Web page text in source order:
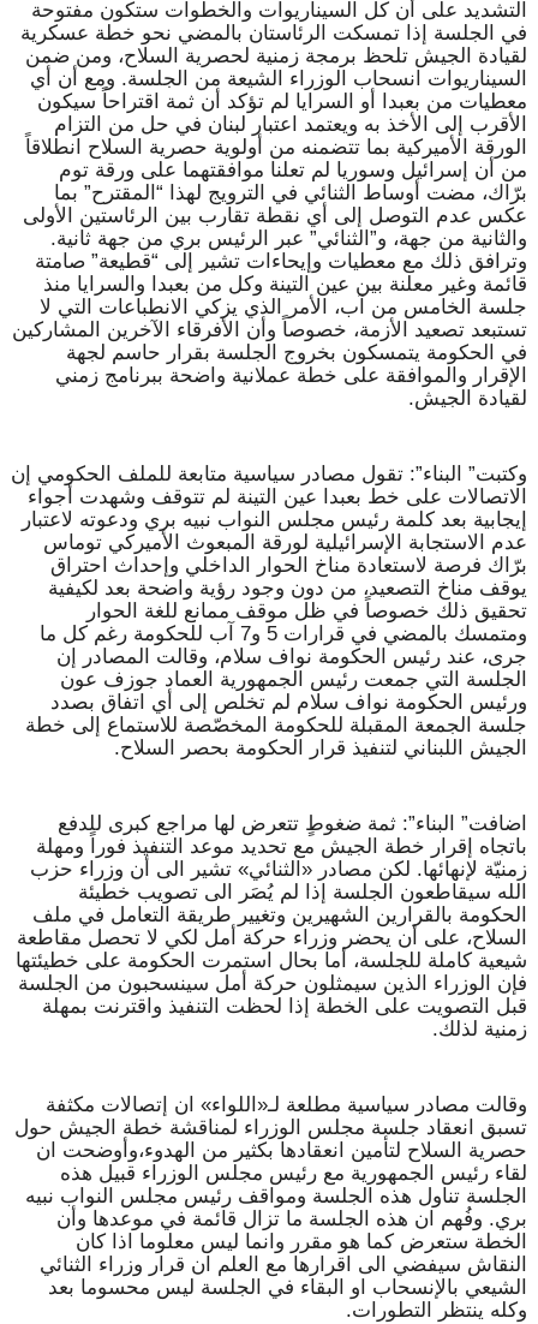
التشديد على أن كل السيناريوات والخطوات ستكون مفتوحة
في الجلسة إذا تمسكت الرئاستان بالمضي نحو خطة عسكرية
لقيادة الجيش تلحظ برمجة زمنية لحصرية السلاح، ومن ضمن
السيناريوات انسحاب الوزراء الشيعة من الجلسة. ومع أن أي
معطيات من بعبدا أو السرايا لم تؤكد أن ثمة اقتراحاً سيكون
الأقرب إلى الأخذ به ويعتمد اعتبار لبنان في حل من التزام
الورقة الأميركية بما تتضمنه من أولوية حصرية السلاح انطلاقاً
من أن إسرائيل وسوريا لم تعلنا موافقتهما على ورقة توم
برّاك، مضت أوساط الثنائي في الترويج لهذا “المقترح” بما
عكس عدم التوصل إلى أي نقطة تقارب بين الرئاستين الأولى
والثانية من جهة، و”الثنائي” عبر الرئيس بري من جهة ثانية.
وترافق ذلك مع معطيات وإيحاءات تشير إلى “قطيعة” صامتة
قائمة وغير معلنة بين عين التينة وكل من بعبدا والسرايا منذ
جلسة الخامس من آب، الأمر الذي يزكي الانطباعات التي لا
تستبعد تصعيد الأزمة، خصوصاً وأن الأفرقاء الآخرين المشاركين
في الحكومة يتمسكون بخروج الجلسة بقرار حاسم لجهة
الإقرار والموافقة على خطة عملانية واضحة ببرنامج زمني
لقيادة الجيش.
وكتبت” البناء”: تقول مصادر سياسية متابعة للملف الحكومي إن
الاتصالات على خط بعبدا عين التينة لم تتوقف وشهدت أجواء
إيجابية بعد كلمة رئيس مجلس النواب نبيه بري ودعوته لاعتبار
عدم الاستجابة الإسرائيلية لورقة المبعوث الأميركي توماس
برّاك فرصة لاستعادة مناخ الحوار الداخلي وإحداث احتراق
يوقف مناخ التصعيد، من دون وجود رؤية واضحة بعد لكيفية
تحقيق ذلك خصوصاً في ظل موقف ممانع للغة الحوار
ومتمسك بالمضي في قرارات 5 و7 آب للحكومة رغم كل ما
جرى، عند رئيس الحكومة نواف سلام، وقالت المصادر إن
الجلسة التي جمعت رئيس الجمهورية العماد جوزف عون
ورئيس الحكومة نواف سلام لم تخلص إلى أي اتفاق بصدد
جلسة الجمعة المقبلة للحكومة المخصّصة للاستماع إلى خطة
الجيش اللبناني لتنفيذ قرار الحكومة بحصر السلاح.
اضافت” البناء”: ثمة ضغوطٍ تتعرض لها مراجع كبرى للدفع
باتجاه إقرار خطة الجيش مع تحديد موعد التنفيذ فوراً ومهلة
زمنيّة لإنهائها. لكن مصادر «الثنائي» تشير الى أن وزراء حزب
الله سيقاطعون الجلسة إذا لم يُصَر الى تصويب خطيئة
الحكومة بالقرارين الشهيرين وتغيير طريقة التعامل في ملف
السلاح، على أن يحضر وزراء حركة أمل لكي لا تحصل مقاطعة
شيعية كاملة للجلسة، أما بحال استمرت الحكومة على خطيئتها
فإن الوزراء الذين سيمثلون حركة أمل سينسحبون من الجلسة
قبل التصويت على الخطة إذا لحظت التنفيذ واقترنت بمهلة
زمنية لذلك.
وقالت مصادر سياسية مطلعة لـ«اللواء» ان إتصالات مكثفة
تسبق انعقاد جلسة مجلس الوزراء لمناقشة خطة الجيش حول
حصرية السلاح لتأمين انعقادها بكثير من الهدوء،وأوضحت ان
لقاء رئيس الجمهورية مع رئيس مجلس الوزراء قبيل هذه
الجلسة تناول هذه الجلسة ومواقف رئيس مجلس النواب نبيه
بري. وفُهم ان هذه الجلسة ما تزال قائمة في موعدها وأن
الخطة ستعرض كما هو مقرر وانما ليس معلوما اذا كان
النقاش سيفضي الى اقرارها مع العلم ان قرار وزراء الثنائي
الشيعي بالإنسحاب او البقاء في الجلسة ليس محسوما بعد
وكله ينتظر التطورات.